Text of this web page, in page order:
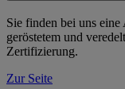
Sie finden bei uns
geröstetem und
Zertifizierung.
Zur Seite